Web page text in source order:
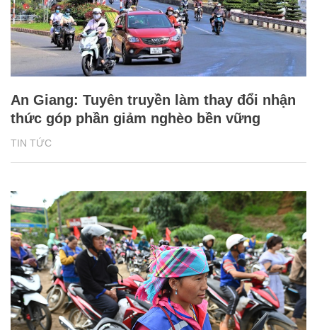
TIN TỨC
An Giang: Tuyên truyền làm thay đổi nhận
thức góp phần giảm nghèo bền vững